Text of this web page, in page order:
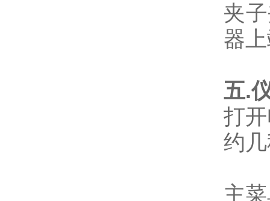
夹
器
五.
打
约
主